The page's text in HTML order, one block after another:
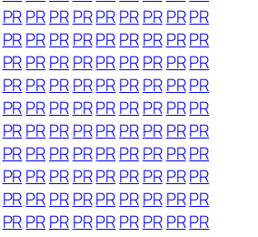
PRPRPRPRPRPRPR PRPR
PRPRPRPRPRPRPR PRPR
PRPRPRPRPRPRPR PRPR
PRPRPRPRPRPRPR PRPR
PRPRPRPRPRPRPR PRPR
PRPRPRPRPRPRPR PRPR
PRPRPRPRPRPRPR PRPR
PRPRPRPRPRPRPR PRPR
PRPRPRPRPRPRPR PRPR
PRPRPRPRPRPRPR PRPR